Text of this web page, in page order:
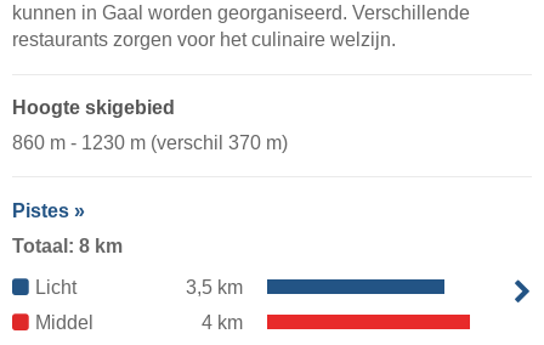
kunnen in Gaal worden georganiseerd. Verschillende
restaurants zorgen voor het culinaire welzijn.
Hoogte skigebied
860 m - 1230 m (verschil 370 m)
Pistes »
Totaal: 8 km
Licht
3,5 km
Middel
4 km